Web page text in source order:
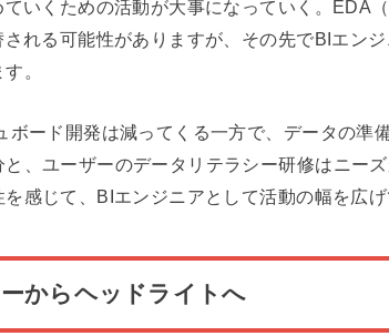
いくための活動が大事になっていく。EDA
れる可能性がありますが、その先でBIエン
。
ボード開発は減ってくる一方で、データの準
、ユーザーのデータリテラシー研修はニー
感じて、BIエンジニアとして活動の幅を広げ
からヘッドライトへ